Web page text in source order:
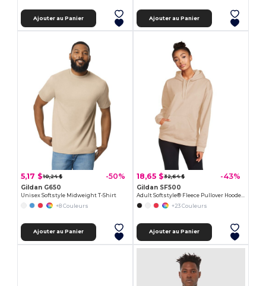
Ajouter au Panier Ajouter au Panier
5,17 $10,24 $ -50%
Gildan G650
Unisex Softstyle Midweight T-Shirt
+8 Couleurs
Ajouter au Panier
18,65 $32,64 $ -43%
Gildan SF500
+23 Couleurs
Ajouter au Panier